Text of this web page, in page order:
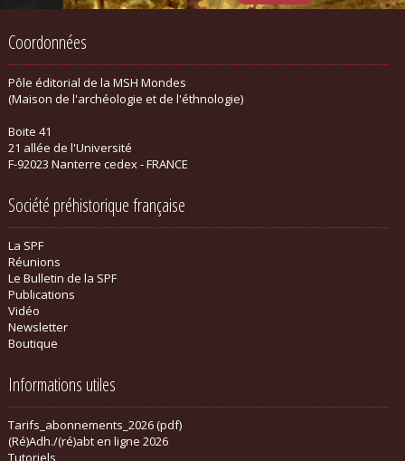
Coordonnées
Pôle éditorial de la MSH Mondes
(Maison de l'archéologie et de l'éthnologie)
Boite 41
21 allée de l'Université
F-92023 Nanterre cedex - FRANCE
Société préhistorique française
La SPF
Réunions
Le Bulletin de la SPF
Publications
Vidéo
Newsletter
Boutique
Informations utiles
Tarifs_abonnements_2026 (pdf)
(Ré)Adh./(ré)abt en ligne 2026
Tutoriels